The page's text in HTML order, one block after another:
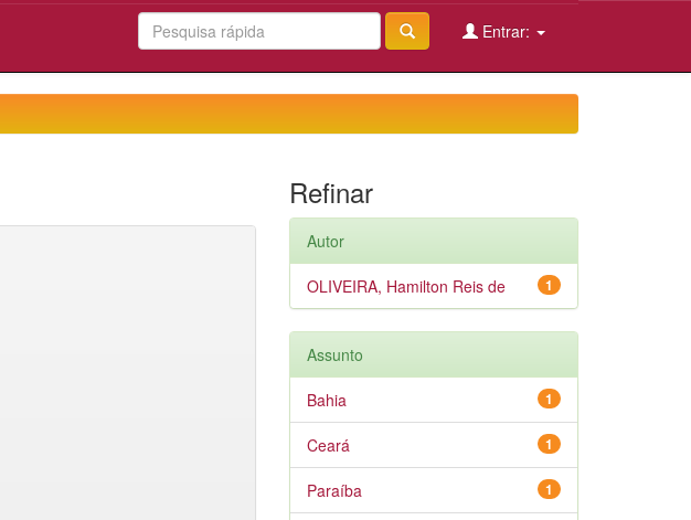
Entrar:
Refinar
Autor
1
OLIVEIRA, Hamilton Reis de
Assunto
1
Bahia
1
Ceará
1
Paraíba